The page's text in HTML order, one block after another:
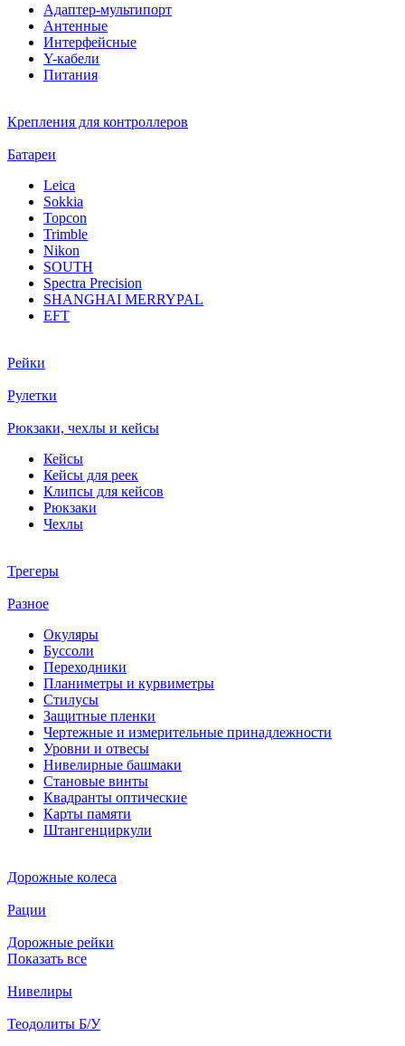
Адаптер-мультипорт
Антенные
Интерфейсные
Y-кабели
Питания
Крепления для контроллеров
Батареи
Leica
Sokkia
Topcon
Trimble
Nikon
SOUTH
Spectra Precision
SHANGHAI MERRYPAL
EFT
Рейки
Рулетки
Рюкзаки, чехлы и кейсы
Кейсы
Кейсы для реек
Клипсы для кейсов
Рюкзаки
Чехлы
Трегеры
Разное
Окуляры
Буссоли
Переходники
Планиметры и курвиметры
Стилусы
Защитные пленки
Чертежные и измерительные принадлежности
Уровни и отвесы
Нивелирные башмаки
Становые винты
Квадранты оптические
Карты памяти
Штангенциркули
Дорожные колеса
Рации
Дорожные рейки
Показать все
Нивелиры
Теодолиты Б/У